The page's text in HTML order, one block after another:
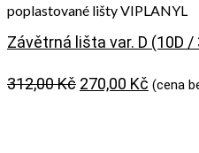
poplastované lišty VIPLANYL
Závětrná lišta var. D (10D /
312,00Kč Původní
270,00 Kč (cena